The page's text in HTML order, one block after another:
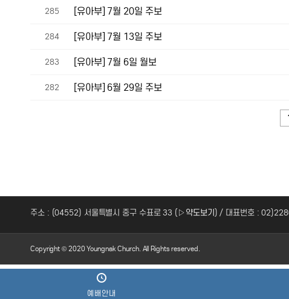
285 [유아부] 7월 20일 주보
284 [유아부] 7월 13일 주보
283 [유아부] 7월 6일 월보
282 [유아부] 6월 29일 주보
1
주소 : (04552) 서울특별시 중구 수표로 33 (▷약도보기 ) / 대표번호 :
Copyright © 2020 Youngnak Church. All Rights reserved.
예배안내